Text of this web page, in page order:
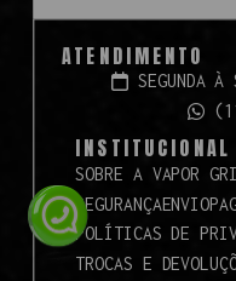
ATENDIMENTO
SEGUNDA
INSTITUCIONAL
SOBRE A VAPOR
SEGURANÇAENVIO
POLÍTICAS DE
TROCAS E